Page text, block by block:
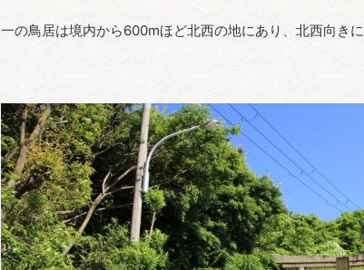
一の鳥居は境内から600mほど北西の地にあり、北西向きに